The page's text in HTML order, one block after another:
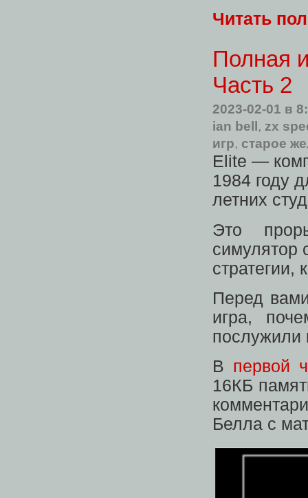
Читать
Полная
Часть 2
2023-02-01 в
ian bell, zx
игр, старое
Elite —
1984 году
летних
Это
симулятор
стратегии,
Перед
игра,
послужили
В первой
16КБ
Белла с